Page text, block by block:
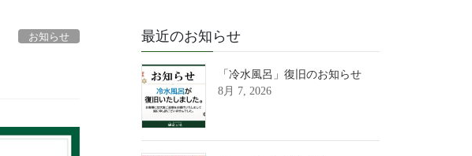
お知らせ 最近のお知らせ
「冷水風呂」復旧のお知らせ
8月 7, 2026